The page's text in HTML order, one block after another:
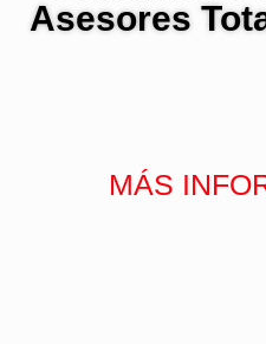
Asesores
MÁS